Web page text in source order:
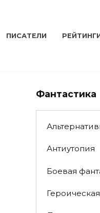
ПИСАТЕЛИ
Фантастика
Антиутопия
Боевая